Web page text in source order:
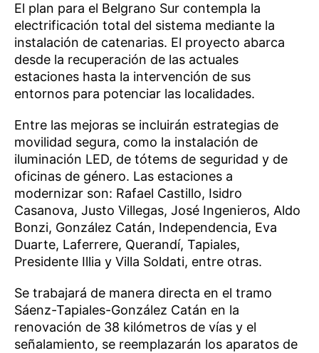
El plan para el Belgrano Sur contempla la
electrificación total del sistema mediante la
instalación de catenarias. El proyecto abarca
desde la recuperación de las actuales
estaciones hasta la intervención de sus
entornos para potenciar las localidades.
Entre las mejoras se incluirán estrategias de
movilidad segura, como la instalación de
iluminación LED, de tótems de seguridad y de
oficinas de género. Las estaciones a
modernizar son: Rafael Castillo, Isidro
Casanova, Justo Villegas, José Ingenieros, Aldo
Bonzi, González Catán, Independencia, Eva
Duarte, Laferrere, Querandí, Tapiales,
Presidente Illia y Villa Soldati, entre otras.
Se trabajará de manera directa en el tramo
Sáenz-Tapiales-González Catán en la
renovación de 38 kilómetros de vías y el
señalamiento, se reemplazarán los aparatos de